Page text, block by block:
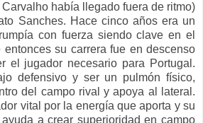
había llegado fuera de ritmo)
Sanches. Hace cinco años era un
con fuerza siendo clave en el
su carrera fue en descenso
el jugador necesario para Portugal.
defensivo y ser un pulmón físico,
del campo rival y apoya al lateral.
vital por la energía que aporta y su
a crear superioridad en campo